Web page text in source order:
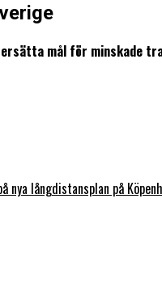
mål för minskade
nya långdistansplan på